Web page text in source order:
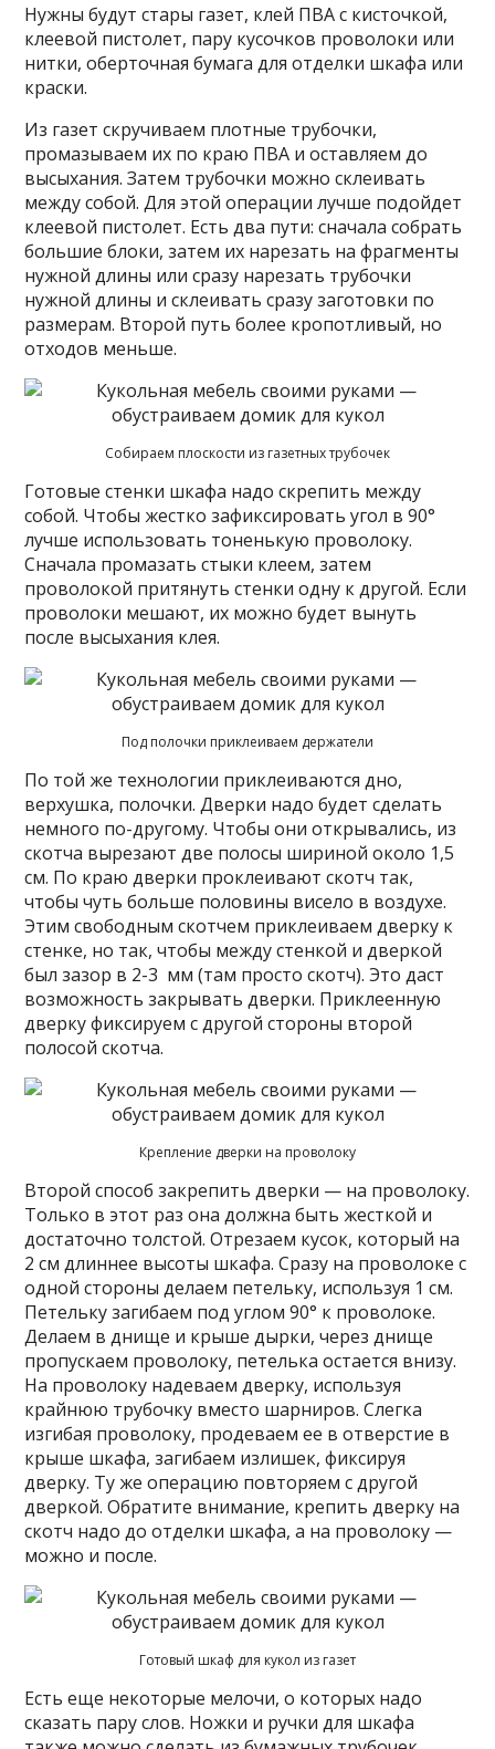
Нужны будут стары газет, клей ПВА с кисточкой,
клеевой пистолет, пару кусочков проволоки или
нитки, оберточная бумага для отделки шкафа или
краски.
Из газет скручиваем плотные трубочки,
промазываем их по краю ПВА и оставляем до
высыхания. Затем трубочки можно склеивать
между собой. Для этой операции лучше подойдет
клеевой пистолет. Есть два пути: сначала собрать
большие блоки, затем их нарезать на фрагменты
нужной длины или сразу нарезать трубочки
нужной длины и склеивать сразу заготовки по
размерам. Второй путь более кропотливый, но
отходов меньше.
Собираем плоскости из газетных трубочек
Готовые стенки шкафа надо скрепить между
собой. Чтобы жестко зафиксировать угол в 90°
лучше использовать тоненькую проволоку.
Сначала промазать стыки клеем, затем
проволокой притянуть стенки одну к другой. Если
проволоки мешают, их можно будет вынуть
после высыхания клея.
Под полочки приклеиваем держатели
По той же технологии приклеиваются дно,
верхушка, полочки. Дверки надо будет сделать
немного по-другому. Чтобы они открывались, из
скотча вырезают две полосы шириной около 1,5
см. По краю дверки проклеивают скотч так,
чтобы чуть больше половины висело в воздухе.
Этим свободным скотчем приклеиваем дверку к
стенке, но так, чтобы между стенкой и дверкой
был зазор в 2-3 мм (там просто скотч). Это даст
возможность закрывать дверки. Приклеенную
дверку фиксируем с другой стороны второй
полосой скотча.
Крепление дверки на проволоку
Второй способ закрепить дверки — на проволоку.
Только в этот раз она должна быть жесткой и
достаточно толстой. Отрезаем кусок, который на
2 см длиннее высоты шкафа. Сразу на проволоке с
одной стороны делаем петельку, используя 1 см.
Петельку загибаем под углом 90° к проволоке.
Делаем в днище и крыше дырки, через днище
пропускаем проволоку, петелька остается внизу.
На проволоку надеваем дверку, используя
крайнюю трубочку вместо шарниров. Слегка
изгибая проволоку, продеваем ее в отверстие в
крыше шкафа, загибаем излишек, фиксируя
дверку. Ту же операцию повторяем с другой
дверкой. Обратите внимание, крепить дверку на
скотч надо до отделки шкафа, а на проволоку —
можно и после.
Готовый шкаф для кукол из газет
Есть еще некоторые мелочи, о которых надо
сказать пару слов. Ножки и ручки для шкафа